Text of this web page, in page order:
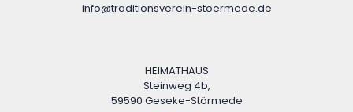
info@traditionsverein-stoermede.de
HEIMATHAUS
Steinweg 4b,
59590 Geseke-Störmede